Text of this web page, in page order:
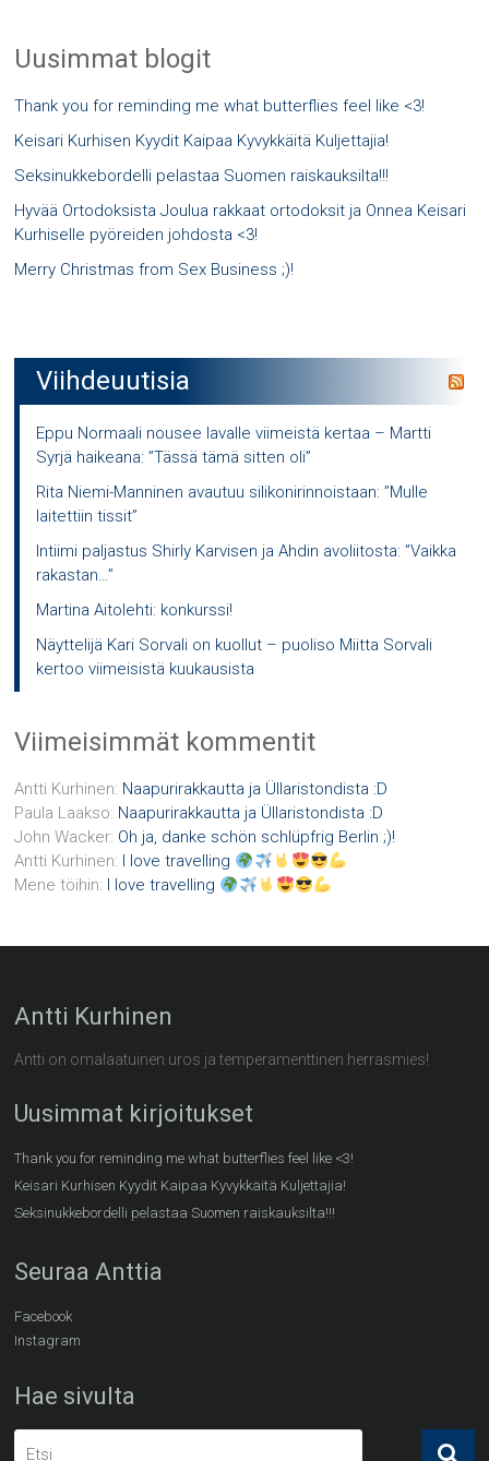
Uusimmat blogit
Thank you for reminding me what butterflies feel like <3!
Keisari Kurhisen Kyydit Kaipaa Kyvykkäitä Kuljettajia!
Seksinukkebordelli pelastaa Suomen raiskauksilta!!!
Hyvää Ortodoksista Joulua rakkaat ortodoksit ja Onnea Keisari
Kurhiselle pyöreiden johdosta <3!
Merry Christmas from Sex Business ;)!
Viihdeuutisia
Eppu Normaali nousee lavalle viimeistä kertaa – Martti
Syrjä haikeana: ”Tässä tämä sitten oli”
Rita Niemi-Manninen avautuu silikonirinnoistaan: ”Mulle
laitettiin tissit”
Intiimi paljastus Shirly Karvisen ja Ahdin avoliitosta: ”Vaikka
rakastan…”
Martina Aitolehti: konkurssi!
Näyttelijä Kari Sorvali on kuollut – puoliso Miitta Sorvali
kertoo viimeisistä kuukausista
Viimeisimmät kommentit
Antti Kurhinen: Naapurirakkautta ja Üllaristondista :D
Paula Laakso: Naapurirakkautta ja Üllaristondista :D
John Wacker: Oh ja, danke schön schlüpfrig Berlin ;)!
Antti Kurhinen: I love travelling
Mene töihin: I love travelling
Antti Kurhinen
Antti on omalaatuinen uros ja temperamenttinen herrasmies!
Uusimmat kirjoitukset
Thank you for reminding me what butterflies feel like <3!
Keisari Kurhisen Kyydit Kaipaa Kyvykkäitä Kuljettajia!
Seksinukkebordelli pelastaa Suomen raiskauksilta!!!
Seuraa Anttia
Facebook
Instagram
Hae sivulta